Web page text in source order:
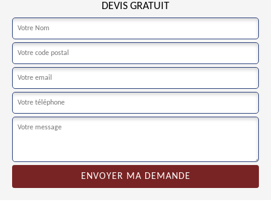
DEVIS GRATUIT